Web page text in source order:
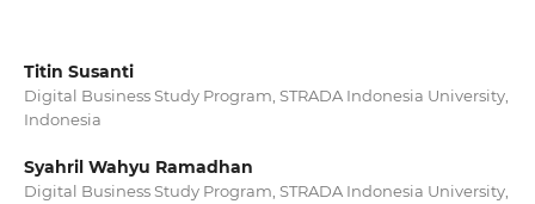
Titin Susanti
Digital Business Study Program, STRADA Indonesia University,
Indonesia
Syahril Wahyu Ramadhan
Digital Business Study Program, STRADA Indonesia University,